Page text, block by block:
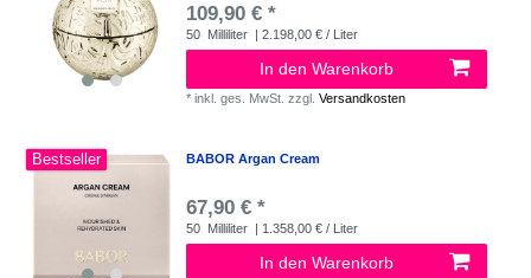
109,90 € *
50 Milliliter | 2.198,00 € / Liter
In den Warenkorb
*inkl. ges. MwSt. zzgl.Versandkosten
Bestseller BABOR Argan Cream
67,90 € *
50 Milliliter | 1.358,00 € / Liter
In den Warenkorb